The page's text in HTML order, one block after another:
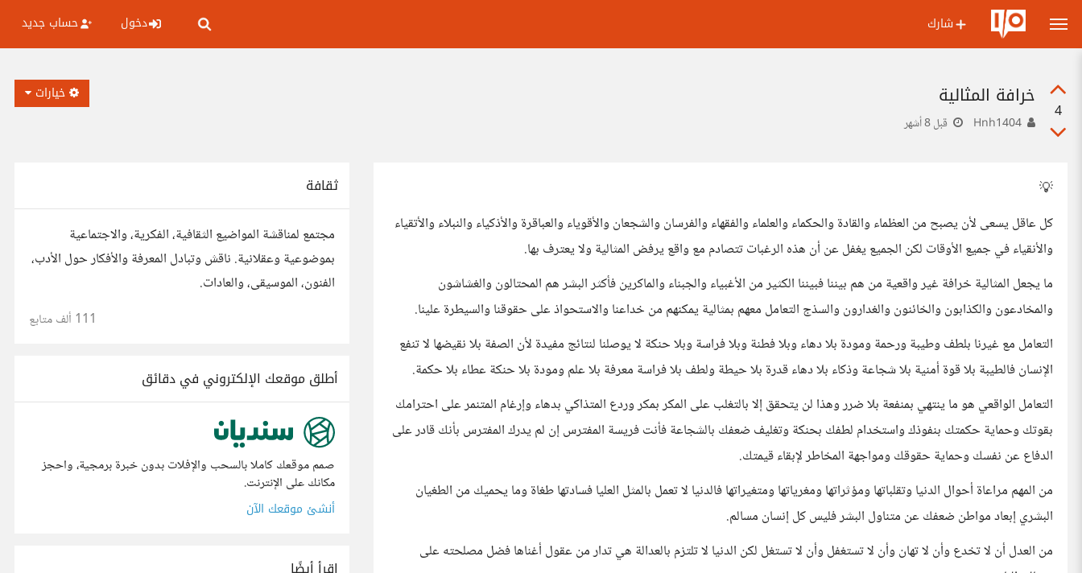
شارك دخول حساب جديد
4
خرافة المثالية
قبل 8 أشهر
خيارات
💡
كل عاقل يسعى لأن يصبح من العظماء والقادة والحكماء والعلماء والفقهاء والفرسان والشجعان والأقوياء والعباقرة والأذكياء والنبلاء والأتقياء
والأنقياء في جميع الأوقات لكن الجميع يغفل عن أن هذه الرغبات تتصادم مع واقع يرفض المثالية ولا يعترف بها.
ما يجعل المثالية خرافة غير واقعية من هم بيننا فبيننا الكثير من الأغبياء والجبناء والماكرين فأكثر البشر هم المحتالون والغشاشون
والمخادعون والكذابون والخائنون والغدارون والسذج التعامل معهم بمثالية يمكنهم من خداعنا والاستحواذ على حقوقنا والسيطرة علينا.
التعامل مع غيرنا بلطف وطيبة ورحمة ومودة بلا دهاء وبلا فطنة وبلا فراسة وبلا حنكة لا يوصلنا لنتائج مفيدة لأن الصفة بلا نقيضها لا تنفع
الإنسان فالطيبة بلا قوة أمنية بلا شجاعة وذكاء بلا دهاء قدرة بلا حيطة ولطف بلا فراسة معرفة بلا علم ومودة بلا حنكة عطاء بلا حكمة.
التعامل الواقعي هو ما ينتهي بمنفعة بلا ضرر وهذا لن يتحقق إلا بالتغلب على المكر بمكر وردع المتذاكي بدهاء وإرغام المتنمر على احترامك
بقوتك وحماية حكمتك بنفوذك واستخدام لطفك بحنكة وتغليف ضعفك بالشجاعة فأنت فريسة المفترس إن لم يدرك المفترس بأنك قادر على
الدفاع عن نفسك وحماية حقوقك ومواجهة المخاطر لإبقاء قيمتك.
من المهم مراعاة أحوال الدنيا وتقلباتها ومؤثراتها ومغرياتها ومتغيراتها فالدنيا لا تعمل بالمثل العليا فسادتها طغاة وما يحميك من الطغيان
البشري إبعاد مواطن ضعفك عن متناول البشر فليس كل إنسان مسالم.
من العدل أن لا تخدع وأن لا تهان وأن لا تستغفل وأن لا تستغل لكن الدنيا لا تلتزم بالعدالة هي تدار من عقول أغناها فضل مصلحته على
ثقافة
مجتمع لمناقشة المواضيع الثقافية، الفكرية، والاجتماعية
بموضوعية وعقلانية. ناقش وتبادل المعرفة والأفكار حول الأدب،
الفنون، الموسيقى، والعادات.
111 ألف متابع
أطلق موقعك الإلكتروني في دقائق
صمم موقعك كاملا بالسحب والإفلات بدون خبرة برمجية، واحجز
مكانك على الإنترنت.
أنشئ موقعك الآن